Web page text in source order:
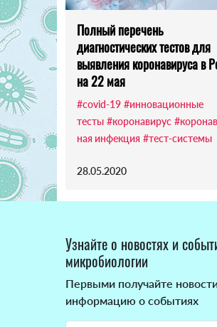
Полный перечень
диагностических тестов для
выявления коронавируса в
на 22 мая
#covid-19 #инновационные
тесты #коронавирус
ная инфекция #тест-системы
28.05.2020
Узнайте о новостях и
микробиологии
Первыми получайте
информацию о событиях